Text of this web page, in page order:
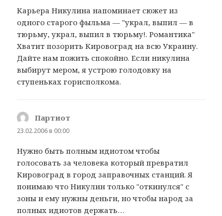
Карьера Никулина напоминает сюжет из
одного старого фыльма — "украл, выпил — в
тюрьму, украл, выпил в тюрьму!. Романтика"
Хватит позорить Кировоград на всю Украину.
Дайте нам пожить спокойно. Если никулина
выбирут мером, я устрою голодовку на
ступеньках горисполкома.
Партиот
23.02.2006 в 00:00
Нужно быть полным идиотом чтобы
голосовать за человека который превратил
Кировоград в город заправочных станций. Я
понимаю что Никулин только "откинулся" с
зоны и ему нужны деньги, но чтобы народ за
полных идиотов держать…